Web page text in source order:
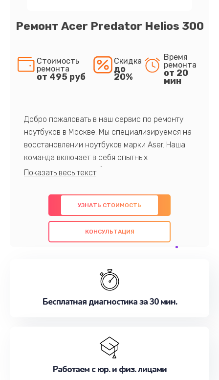
Ремонт Acer Predator Helios 300
Стоимость
ремонта
от 495 руб
Скидка
до
20%
Время
ремонта
от 20
мин
Добро пожаловать в наш сервис по ремонту
ноутбуков в Москве. Мы специализируемся на
восстановлении ноутбуков марки Aser. Наша
команда включает в себя опытных
профессионалов с обширными знаниями и
предлагаем быстрый и качественный ремонт с
использованием оригинальных компонентов, а
также гарантируем качество всех
проведенных работ. Наша цель - предоставить
наилучшим образом. Не медлите записаться на
УЗНАТЬ СТОИМОСТЬ
КОНСУЛЬТАЦИЯ
Бесплатная диагностика за 30 мин.
Работаем с юр. и физ. лицами